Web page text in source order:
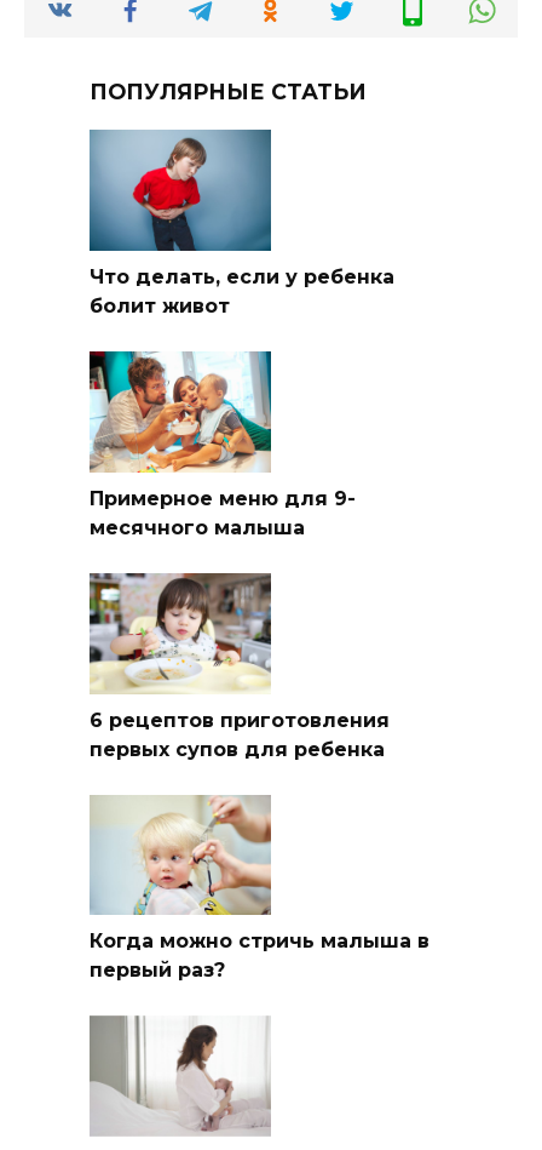
ПОПУЛЯРНЫЕ СТАТЬИ
Что делать, если у ребенка
болит живот
Примерное меню для 9-
месячного малыша
6 рецептов приготовления
первых супов для ребенка
Когда можно стричь малыша в
первый раз?